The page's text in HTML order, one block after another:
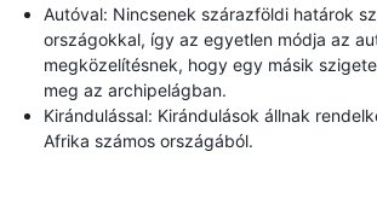
Autóval: Nincsenek szárazföldi határok
országokkal, így az egyetlen módja az
megközelítésnek, hogy egy másik
meg az archipelágban.
Kirándulással: Kirándulások állnak
Afrika számos országából.